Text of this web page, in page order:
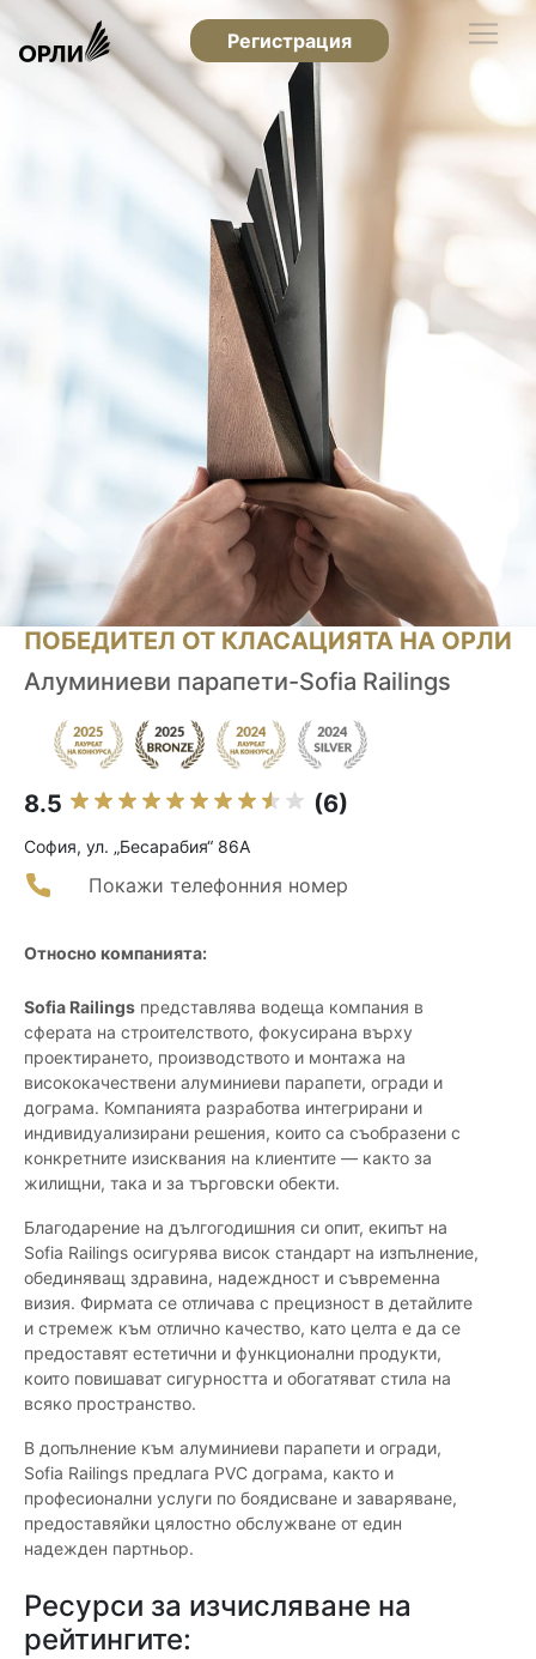
Регистрация
ПОБЕДИТЕЛ ОТ КЛАСАЦИЯТА НА ОРЛИ
Алуминиеви парапети-Sofia Railings
8.5 (6)
София, ул. „Бесарабия“ 86А
Покажи телефонния номер
Относно компанията:
Sofia Railings представлява водеща компания в
сферата на строителството, фокусирана върху
проектирането, производството и монтажа на
висококачествени алуминиеви парапети, огради и
дограма. Компанията разработва интегрирани и
индивидуализирани решения, които са съобразени с
конкретните изисквания на клиентите — както за
жилищни, така и за търговски обекти.
Благодарение на дългогодишния си опит, екипът на
Sofia Railings осигурява висок стандарт на изпълнение,
обединяващ здравина, надеждност и съвременна
визия. Фирмата се отличава с прецизност в детайлите
и стремеж към отлично качество, като целта е да се
предоставят естетични и функционални продукти,
които повишават сигурността и обогатяват стила на
всяко пространство.
В допълнение към алуминиеви парапети и огради,
Sofia Railings предлага PVC дограма, както и
професионални услуги по боядисване и заваряване,
предоставяйки цялостно обслужване от един
надежден партньор.
Ресурси за изчисляване на
рейтингите: